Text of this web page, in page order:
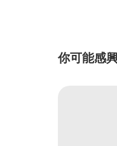
你可能感